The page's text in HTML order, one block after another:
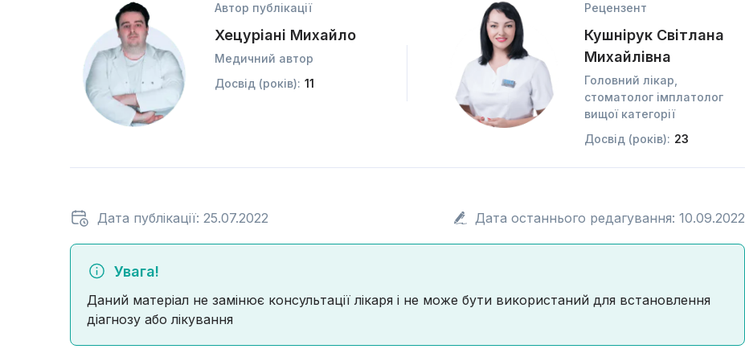
Автор публікації
Хецуріані Михайло
Медичний автор
Досвід (років): 11
Рецензент
Кушнірук Світлана
Михайлівна
Головний лікар,
стоматолог імплатолог
вищої категорії
Досвід (років): 23
Дата публікації: 25.07.2022 Дата останнього редагування: 10.09.2022
Увага!
Даний матеріал не замінює консультації лікаря і не може бути використаний для встановлення
діагнозу або лікування